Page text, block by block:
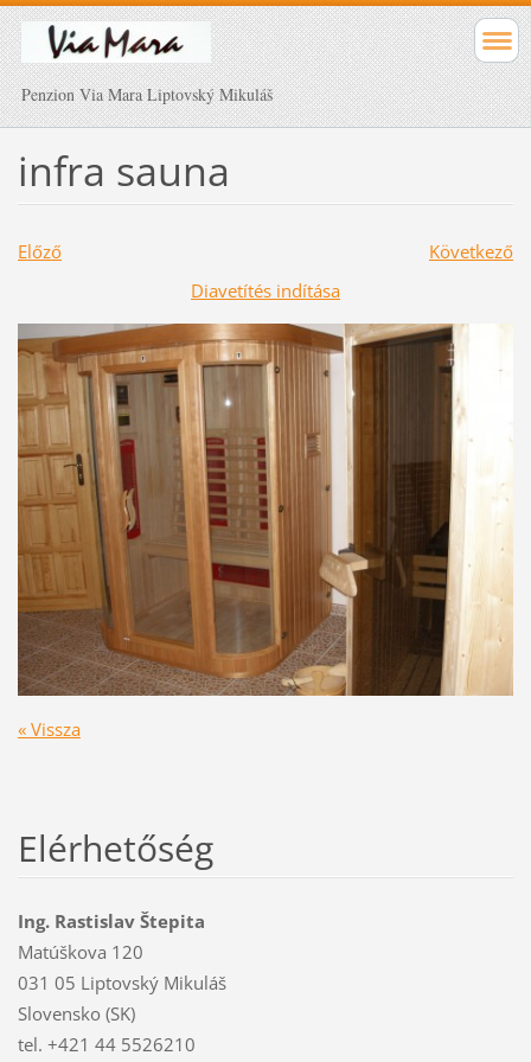
Penzion Via Mara Liptovský Mikuláš
infra sauna
Előző
Következő
Diavetítés indítása
« Vissza
Elérhetőség
Ing. Rastislav Štepita
Matúškova 120
031 05 Liptovský Mikuláš
Slovensko (SK)
tel. +421 44 5526210